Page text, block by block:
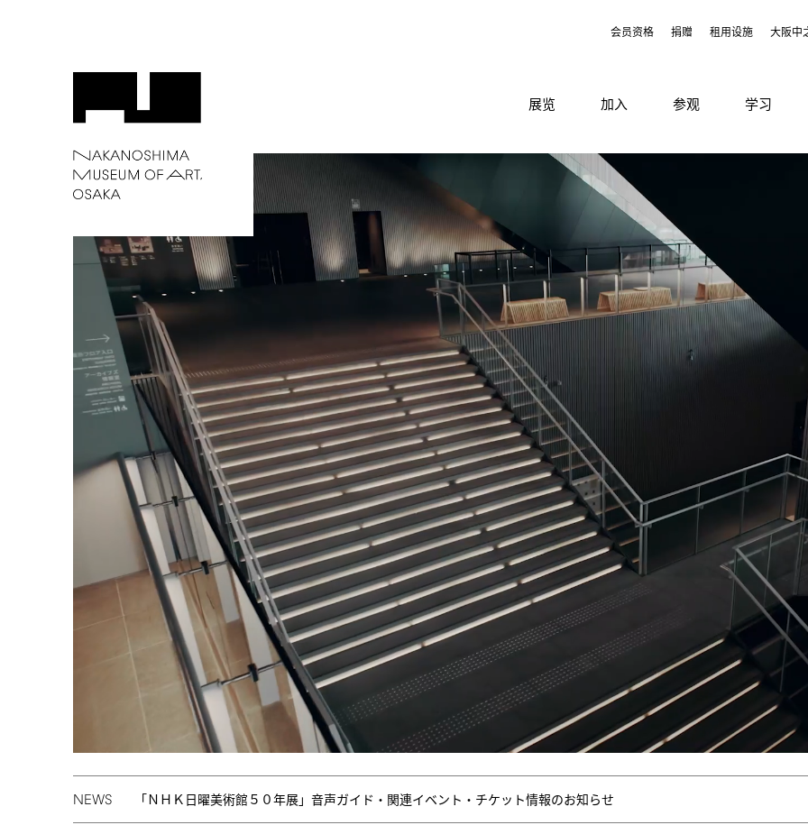
会员资格 捐赠 租用设施 大阪中
展览 加入 参观 学习
NEWS 「ＮＨＫ日曜美術館５０年展」音声ガイド・関連イベント・チケット情報のお知らせ